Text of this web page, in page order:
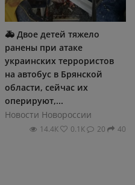
🚑 Двое детей тяжело
ранены при атаке
украинских террористов
на автобус в Брянской
области, сейчас их
оперируют,...
Новости Новороссии
14.4К 0.1К 20 40